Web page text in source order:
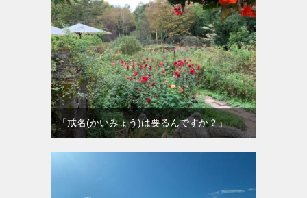
「戒名(かいみょう)は要るんですか？」